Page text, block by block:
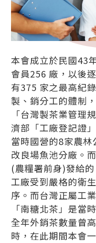
本會成立於民國43
會員256 廠，以後
有375 家之最高紀
製、銷分工的體制
「台灣製茶業管理
濟部「工廠登記證
當時國營的8家農
改良場魚池分廠。
(農糧署前身)發給
工廠受到嚴格的衛
序。而台灣正屬工
「南糖北茶」是當
全年外銷茶數量曾
時，在此期間本會